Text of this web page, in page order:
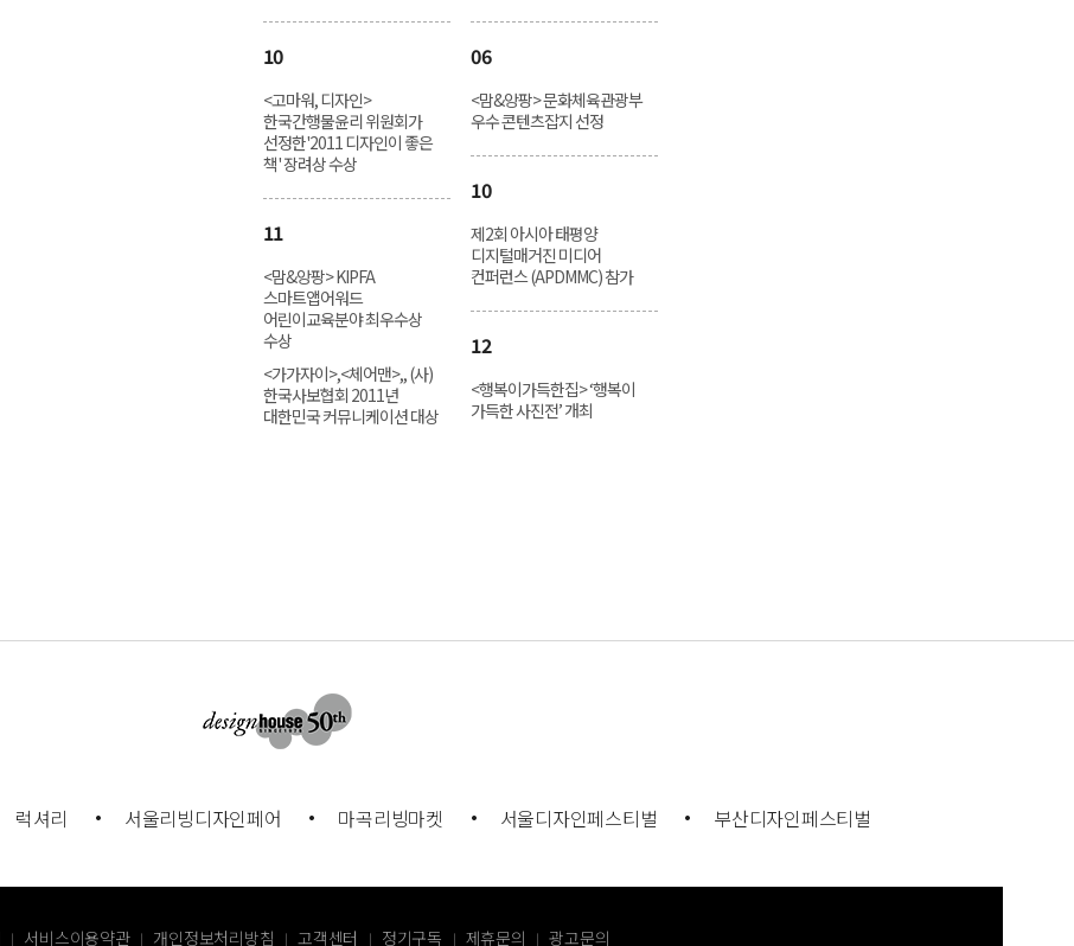
10
<고마워, 디자인>
한국간행물윤리 위원회가
선정한'2011 디자인이 좋은
책' 장려상 수상
11
<맘&앙팡> KIPFA
스마트앱어워드
어린이교육분야 최우수상
수상
<가가자이>,<체어맨>,,(사)
한국사보협회 2011년
대한민국 커뮤니케이션 대상
06
<맘&앙팡> 문화체육관광부
우수 콘텐츠잡지 선정
10
제2회 아시아 태평양
디지털매거진 미디어
컨퍼런스 (APDMMC) 참가
12
<행복이가득한집> ‘행복이
가득한 사진전’ 개최
럭셔리 서울리빙디자인페어 마곡리빙마켓 서울디자인페스티벌 부산디자인페스티벌
서비스이용약관 개인정보처리방침 고객센터 정기구독 제휴문의 광고문의